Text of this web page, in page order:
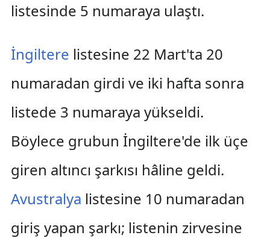
listesinde 5 numaraya ulaştı.
İngiltere listesine 22 Mart'ta 20
numaradan girdi ve iki hafta sonra
listede 3 numaraya yükseldi.
Böylece grubun İngiltere'de ilk üçe
giren altıncı şarkısı hâline geldi.
Avustralya listesine 10 numaradan
giriş yapan şarkı; listenin zirvesine